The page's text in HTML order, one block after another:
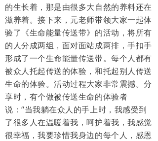
的生长着，那是由很多大自然的养料还在
滋养着。接下来，元老师带领大家一起体
验了《生命能量传送带》的活动，将所有
的人分成两组，面对面站成两排，手扣手
形成了一个生命能量传送带。每个人都有
被众人托起传送的体验，和托起别人传送
生命的体验。活动过程大家非常震撼。分
享时，有个做被传送生命的体验者
说：“当我躺在众人的手上时，我感受到
了很多人在温暖着我，呵护着我，我感觉
很幸福，我要珍惜我身边的每个人，感恩